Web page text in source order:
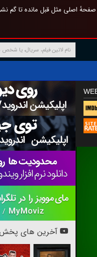
اصلی مثل قبل مانده تا گم
آخرین های پخش